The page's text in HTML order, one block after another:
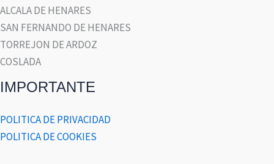
ALCALA DE HENARES
SAN FERNANDO DE HENARES
TORREJON DE ARDOZ
COSLADA
IMPORTANTE
POLITICA DE PRIVACIDAD
POLITICA DE COOKIES